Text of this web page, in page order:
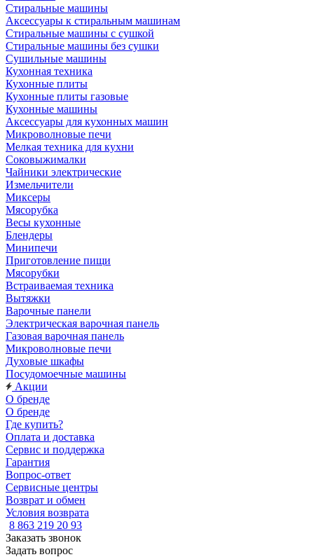
Стиральные машины
Аксессуары к стиральным машинам
Стиральные машины с сушкой
Стиральные машины без сушки
Сушильные машины
Кухонная техника
Кухонные плиты
Кухонные плиты газовые
Кухонные машины
Аксессуары для кухонных машин
Микроволновые печи
Мелкая техника для кухни
Соковыжималки
Чайники электрические
Измельчители
Миксеры
Мясорубка
Весы кухонные
Блендеры
Минипечи
Приготовление пищи
Мясорубки
Встраиваемая техника
Вытяжки
Варочные панели
Электрическая варочная панель
Газовая варочная панель
Микроволновые печи
Духовые шкафы
Посудомоечные машины
Акции
О бренде
О бренде
Где купить?
Оплата и доставка
Сервис и поддержка
Гарантия
Вопрос-ответ
Сервисные центры
Возврат и обмен
Условия возврата
8 863 219 20 93
Заказать звонок
Задать вопрос